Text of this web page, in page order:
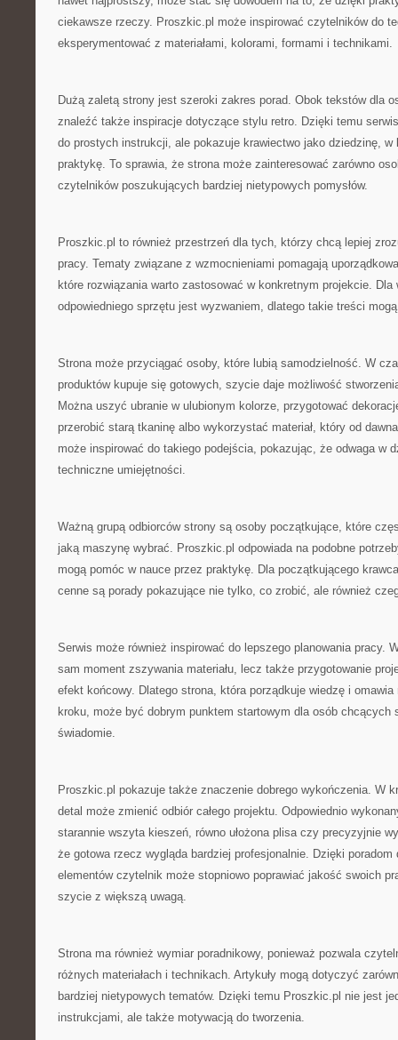
ciekawsze rzeczy. Proszkic.pl może inspirować czytelników do
eksperymentować z materiałami, kolorami, formami i technikami.
Dużą zaletą strony jest szeroki zakres porad. Obok tekstów dla
znaleźć także inspiracje dotyczące stylu retro. Dzięki temu
do prostych instrukcji, ale pokazuje krawiectwo jako dziedzinę, w
praktykę. To sprawia, że strona może zainteresować zarówno
czytelników poszukujących bardziej nietypowych pomysłów.
Proszkic.pl to również przestrzeń dla tych, którzy chcą lepiej
pracy. Tematy związane z wzmocnieniami pomagają
które rozwiązania warto zastosować w konkretnym projekcie. Dla
odpowiedniego sprzętu jest wyzwaniem, dlatego takie treści
Strona może przyciągać osoby, które lubią samodzielność. W
produktów kupuje się gotowych, szycie daje możliwość
Można uszyć ubranie w ulubionym kolorze, przygotować
przerobić starą tkaninę albo wykorzystać materiał, który od
może inspirować do takiego podejścia, pokazując, że odwaga w
techniczne umiejętności.
Ważną grupą odbiorców strony są osoby początkujące, które
jaką maszynę wybrać. Proszkic.pl odpowiada na podobne
mogą pomóc w nauce przez praktykę. Dla początkującego
cenne są porady pokazujące nie tylko, co zrobić, ale również
Serwis może również inspirować do lepszego planowania pracy.
sam moment zszywania materiału, lecz także przygotowanie
efekt końcowy. Dlatego strona, która porządkuje wiedzę i
kroku, może być dobrym punktem startowym dla osób chcących
świadomie.
Proszkic.pl pokazuje także znaczenie dobrego wykończenia. W
detal może zmienić odbiór całego projektu. Odpowiednio
starannie wszyta kieszeń, równo ułożona plisa czy precyzyjnie
że gotowa rzecz wygląda bardziej profesjonalnie. Dzięki
elementów czytelnik może stopniowo poprawiać jakość swoich
szycie z większą uwagą.
Strona ma również wymiar poradnikowy, ponieważ pozwala
różnych materiałach i technikach. Artykuły mogą dotyczyć
bardziej nietypowych tematów. Dzięki temu Proszkic.pl nie jest
instrukcjami, ale także motywacją do tworzenia.